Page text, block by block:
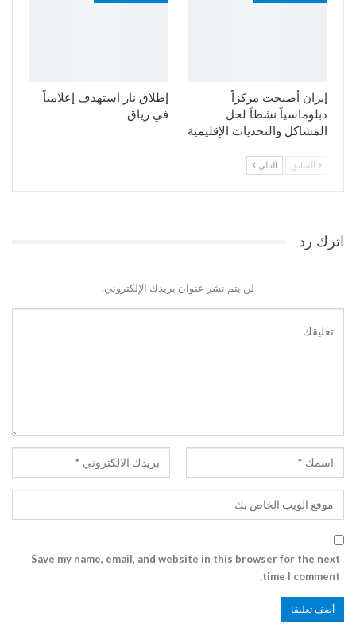
إيران أصبحت مركزاً
دبلوماسياً نشطاً لحل
المشاكل والتحديات الإقليمية
إطلاق نار استهدف إعلامياً
في رياق
السابق التالي
اترك رد
لن يتم نشر عنوان بريدك الإلكتروني.
Save my name, email, and website in this browser for the next
time I comment.